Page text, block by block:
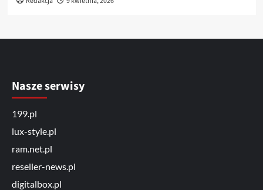
Nasze serwisy
199.pl
lux-style.pl
ram.net.pl
reseller-news.pl
digitalbox.pl